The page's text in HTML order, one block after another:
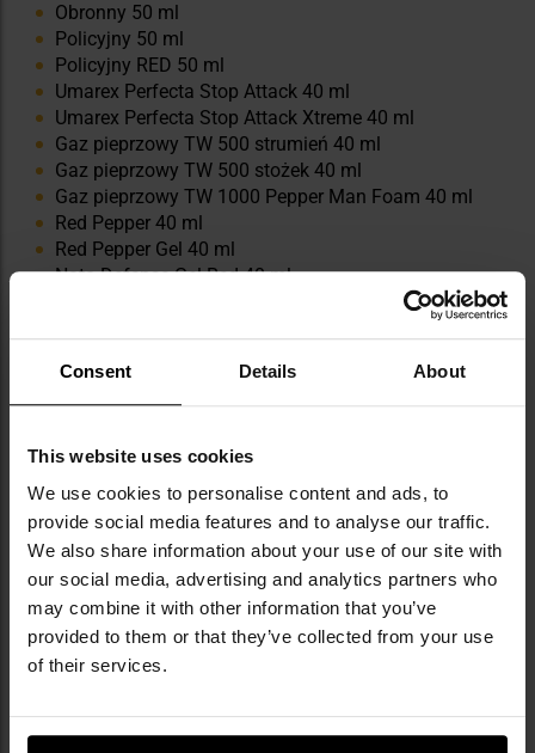
Consent Details About
This website uses cookies
We use cookies to personalise content and ads, to
provide social media features and to analyse our traffic.
We also share information about your use of our site with
our social media, advertising and analytics partners who
may combine it with other information that you’ve
provided to them or that they’ve collected from your use
of their services.
Obronny 50 ml
Policyjny 50 ml
Policyjny RED 50 ml
Umarex Perfecta Stop Attack 40 ml
Umarex Perfecta Stop Attack Xtreme 40 ml
Gaz pieprzowy TW 500 strumień 40 ml
Gaz pieprzowy TW 500 stożek 40 ml
Gaz pieprzowy TW 1000 Pepper Man Foam 40 ml
Red Pepper 40 ml
Red Pepper Gel 40 ml
Nato Defense Gel Red 40 ml
Gaz pieprzowy na psy i wilki KKS Protect Anti-Dog
Gaz pieprzowy MS Equalizer 2 40 ml
Gaz pieprzowy MS Stoper 2 40 ml
NAJWAŻNIEJSZE CECHY
wykonana z trwałego nylonu
czarny kolor